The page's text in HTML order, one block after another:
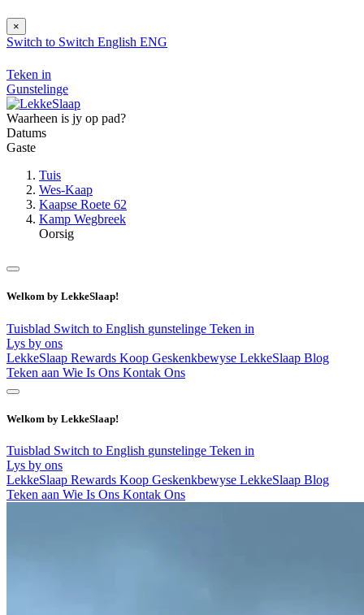
×
Switch to Switch English ENG
Teken in
Gunstelinge
Waarheen is jy op pad?
Datums
Gaste
Tuis
Wes-Kaap
Kaapse Roete 62
Kamp Wegbreek
Oorsig
Welkom by LekkeSlaap!
Tuisblad Switch to English gunstelinge Teken in
Lys by ons
LekkeSlaap Rewards Koop Geskenkbewyse LekkeSlaap Blog
Teken aan Wie Is Ons Kontak Ons
Welkom by LekkeSlaap!
Tuisblad Switch to English gunstelinge Teken in
Lys by ons
LekkeSlaap Rewards Koop Geskenkbewyse LekkeSlaap Blog
Teken aan Wie Is Ons Kontak Ons